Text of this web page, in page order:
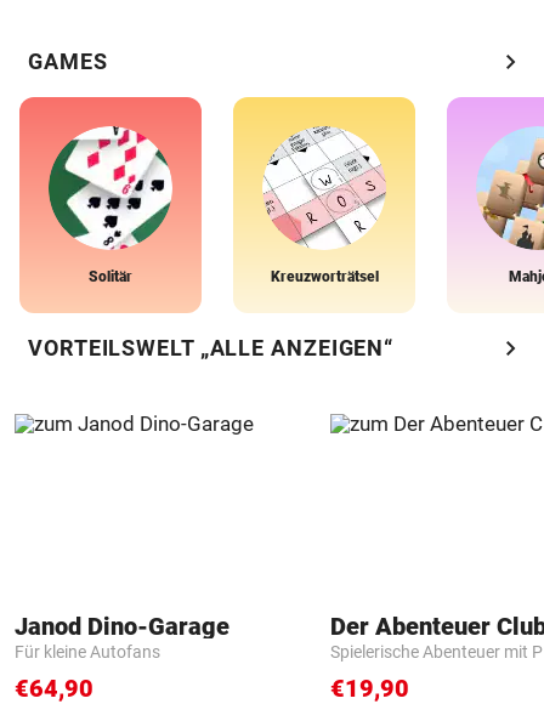
GAMES chevron_right
Solitär Kreuzworträtsel
VORTEILSWELT „ALLE ANZEIGEN“ chevron_right
Janod Dino-Garage
Für kleine Autofans
€64,90
Der Abenteuer
Spielerische Abenteuer mit
€19,90